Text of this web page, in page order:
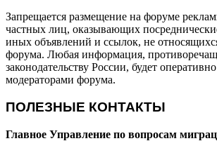
Запрещается размещение на форуме
частных лиц, оказывающих
иных объявлений и ссылок, не
форума. Любая информация,
законодательству России, будет
модераторами форума.
ПОЛЕЗНЫЕ КОНТАКТЫ
Главное Управление по вопросам